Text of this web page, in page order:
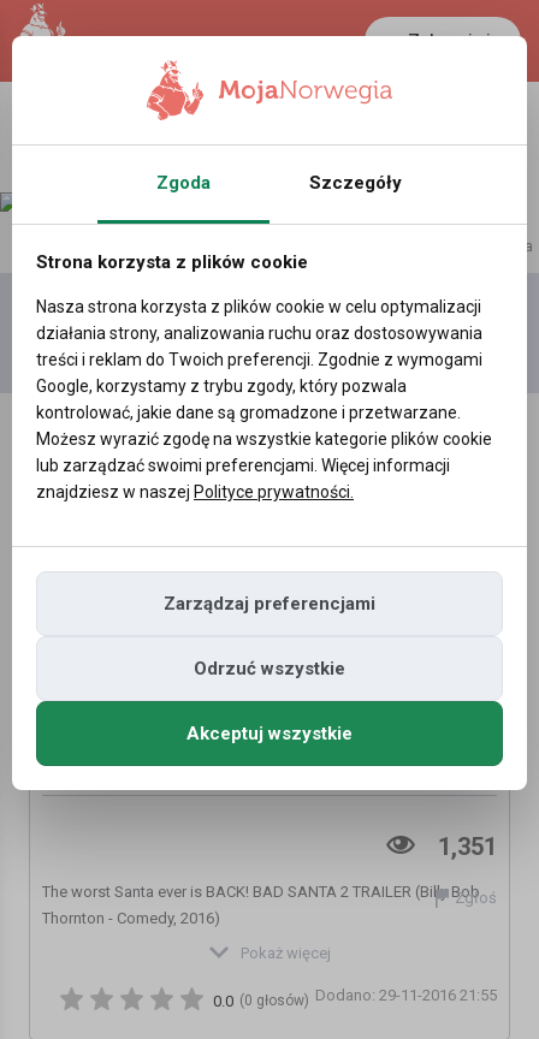
Zaloguj się
LANCASTER
35 °C 0.3881 PLN
reklama
Dodaj
film
Moje
filmy
Wszystkie
BAD SANTA 2 Uncensored TRAILER # 2
(Christina Hendricks - Billy Bob Thornton)
1,351
Zgłoś
The worst Santa ever is BACK! BAD SANTA 2 TRAILER (Billy Bob
Thornton - Comedy, 2016)
★ The Best COMEDIES are HERE ► https://goo.gl/wJYIUV
Pokaż więcej
Dodano: 29-11-2016 21:55
(0 głosów)
0.0
Zgoda Szczegóły
Strona korzysta z plików cookie
Nasza strona korzysta z plików cookie w celu optymalizacji
działania strony, analizowania ruchu oraz dostosowywania
treści i reklam do Twoich preferencji. Zgodnie z wymogami
Google, korzystamy z trybu zgody, który pozwala
kontrolować, jakie dane są gromadzone i przetwarzane.
Możesz wyrazić zgodę na wszystkie kategorie plików cookie
lub zarządzać swoimi preferencjami. Więcej informacji
znajdziesz w naszej Polityce prywatności.
Zarządzaj preferencjami
Odrzuć wszystkie
Akceptuj wszystkie